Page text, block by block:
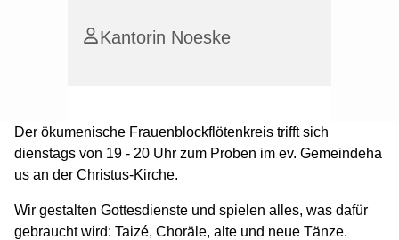
Kantorin Noeske
Der ökumenische Frauenblockflötenkreis trifft sich
dienstags von 19 - 20 Uhr zum Proben im ev. Gemeindeha
us an der Christus-Kirche.
Wir gestalten Gottesdienste und spielen alles, was dafür
gebraucht wird: Taizé, Choräle, alte und neue Tänze.